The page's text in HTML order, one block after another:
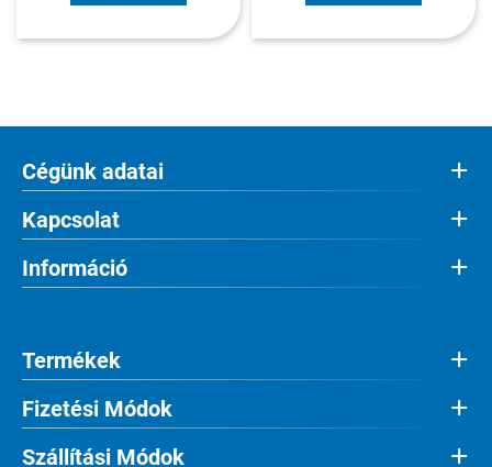
Cégünk adatai
Kapcsolat
Információ
Termékek
Fizetési Módok
Szállítási Módok